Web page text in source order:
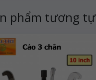
phẩm tương tự